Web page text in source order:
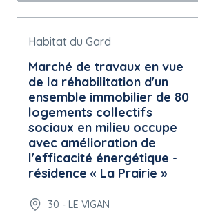
Habitat du Gard
Marché de travaux en vue
de la réhabilitation d'un
ensemble immobilier de 80
logements collectifs
sociaux en milieu occupe
avec amélioration de
l'efficacité énergétique -
résidence « La Prairie »
30 - LE VIGAN